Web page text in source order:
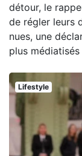
détour, le
de régler leurs
nues, une
plus
Lifestyle